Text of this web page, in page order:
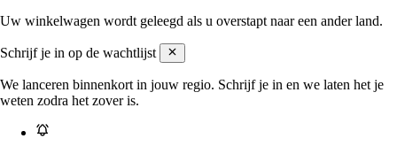
Uw winkelwagen wordt geleegd als u overstapt naar een ander land.
Schrijf je in op de wachtlijst
We lanceren binnenkort in jouw regio. Schrijf je in en we laten het je
weten zodra het zover is.